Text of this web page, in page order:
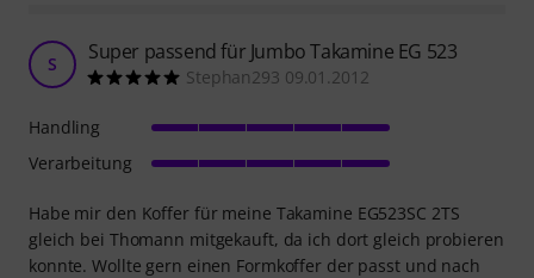
S Super passend für Jumbo Takamine EG 523
Stephan293 09.01.2012
Habe mir den Koffer für meine Takamine EG523SC 2TS
gleich bei Thomann mitgekauft, da ich dort gleich probieren
konnte. Wollte gern einen Formkoffer der passt und nach
Handling
Verarbeitung